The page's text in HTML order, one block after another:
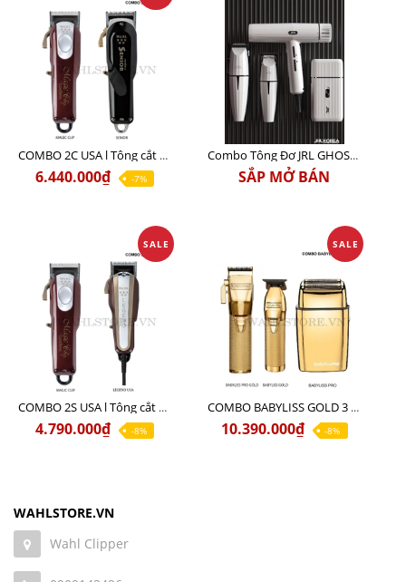
COMBO 2C USA l Tông cắt Senior + Tông cắt Magic clip
6.440.000₫ -7%
Combo Tông Đơ JRL GHOST 3 Limited Edition Chính Hãng USA
SẮP MỞ BÁN
SALE
COMBO 2S USA l Tông cắt LEGEND USA CÓ DÂY 220V + Tông pin MAGIC CLIP
4.790.000₫ -8%
SALE
COMBO BABYLISS GOLD 3 cao cấp chính hãng
10.390.000₫ -8%
WAHLSTORE.VN
Wahl Clipper